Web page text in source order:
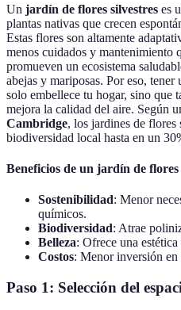
Un jardín de flores silvestres es
plantas nativas que crecen
Estas flores son altamente
menos cuidados y mantenimiento
promueven un ecosistema
abejas y mariposas. Por eso,
solo embellece tu hogar, sino que
mejora la calidad del aire. Según
Cambridge, los jardines de flores
biodiversidad local hasta en un
Beneficios de un jardín de flores
Sostenibilidad: Menor
químicos.
Biodiversidad: Atrae
Belleza: Ofrece una
Costos: Menor inversión
Paso 1: Selección del